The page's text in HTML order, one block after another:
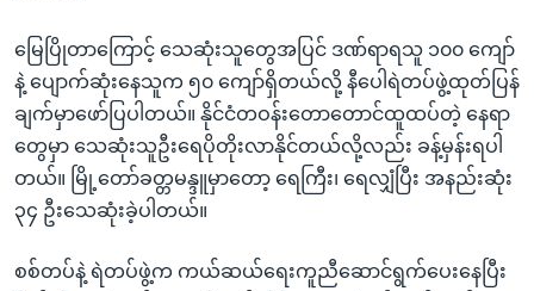
မြေပြိုတာကြောင့် သေဆုံးသူတွေအပြင် ဒဏ်ရာရသူ ၁၀၀ ကျော်
နဲ့ ပျောက်ဆုံးနေသူက ၅၀ ကျော်ရှိတယ်လို့ နီပေါရဲတပ်ဖွဲ့ထုတ်ပြန်
ချက်မှာဖော်ပြပါတယ်။ နိုင်ငံတဝန်းတောတောင်ထူထပ်တဲ့ နေရာ
တွေမှာ သေဆုံးသူဦးရေပိုတိုးလာနိုင်တယ်လို့လည်း ခန့်မှန်းရပါ
တယ်။ မြို့တော်ခတ္တမန္ဒူမှာတော့ ရေကြီး၊ ရေလျှံပြီး အနည်းဆုံး
၃၄ ဦးသေဆုံးခဲ့ပါတယ်။
စစ်တပ်နဲ့ ရဲတပ်ဖွဲ့က ကယ်ဆယ်ရေးကူညီဆောင်ရွက်ပေးနေပြီး